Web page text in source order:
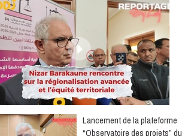
​Lancement de la plateforme
“Observatoire des projets” du